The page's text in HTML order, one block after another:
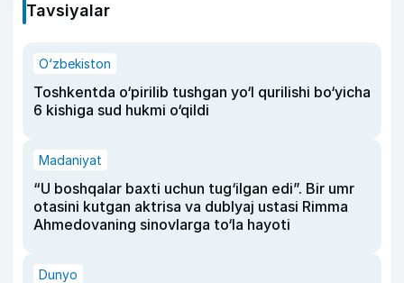
Tavsiyalar
O‘zbekiston
Toshkentda o‘pirilib tushgan yo‘l qurilishi bo‘yicha
6 kishiga sud hukmi o‘qildi
Madaniyat
“U boshqalar baxti uchun tug‘ilgan edi”. Bir umr
otasini kutgan aktrisa va dublyaj ustasi Rimma
Ahmedovaning sinovlarga to‘la hayoti
Dunyo